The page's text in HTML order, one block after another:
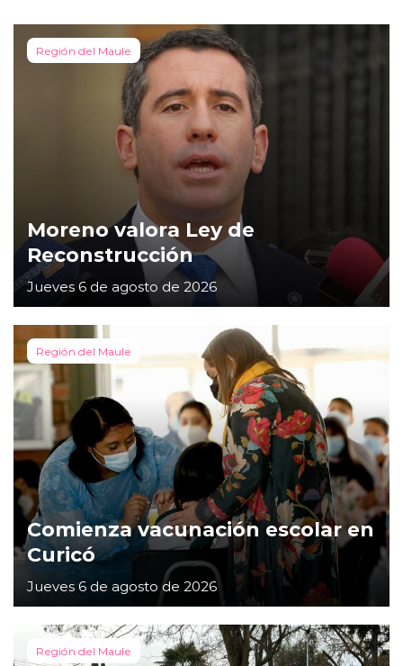
Región del Maule
Moreno valora Ley de
Reconstrucción
Jueves 6 de agosto de 2026
Región del Maule
Comienza vacunación escolar en
Curicó
Jueves 6 de agosto de 2026
Región del Maule